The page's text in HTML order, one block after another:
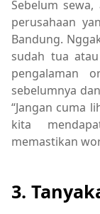
Sebelum
perusahaan
Bandung.
sudah tua
pengalaman
sebelumnya
“Jangan cuma
kita
memastikan
3.